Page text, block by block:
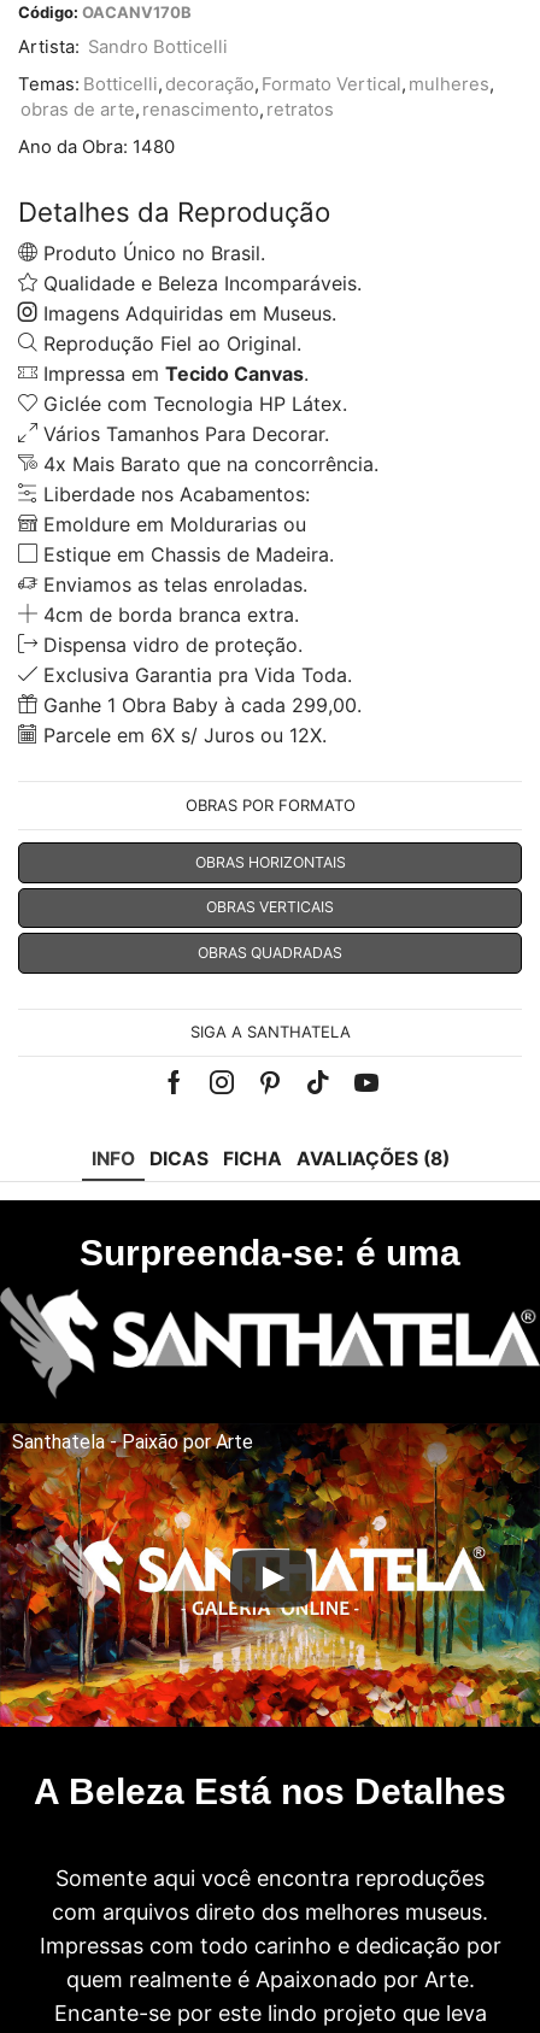
Código: OACANV170B
Artista: Sandro Botticelli
Temas: Botticelli, decoração, Formato Vertical, mulheres,
obras de arte, renascimento, retratos
Ano da Obra: 1480
Detalhes da Reprodução
Produto Único no Brasil.
Qualidade e Beleza Incomparáveis.
Imagens Adquiridas em Museus.
Reprodução Fiel ao Original.
Impressa em Tecido Canvas.
Giclée com Tecnologia HP Látex.
Vários Tamanhos Para Decorar.
4x Mais Barato que na concorrência.
Liberdade nos Acabamentos:
Emoldure em Moldurarias ou
Estique em Chassis de Madeira.
Enviamos as telas enroladas.
4cm de borda branca extra.
Dispensa vidro de proteção.
Exclusiva Garantia pra Vida Toda.
Ganhe 1 Obra Baby à cada 299,00.
Parcele em 6X s/ Juros ou 12X.
OBRAS POR FORMATO
OBRAS HORIZONTAIS
OBRAS VERTICAIS
OBRAS QUADRADAS
SIGA A SANTHATELA
Facebook
Instagram
Pinterest
Tik-Youtube
INFO DICAS FICHA AVALIAÇÕES (8)
Surpreenda-se: é uma
Santhatela - Paixão por Arte
A Beleza Está nos Detalhes
Somente aqui você encontra reproduções
com arquivos direto dos melhores museus.
Impressas com todo carinho e dedicação por
quem realmente é Apaixonado por Arte.
Encante-se por este lindo projeto que leva